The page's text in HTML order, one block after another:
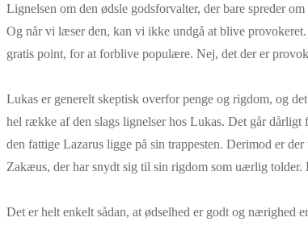
Lignelsen om den ødsle godsforvalter, der bare spreder
Og når vi læser den, kan vi ikke undgå at blive
gratis point, for at forblive populære. Nej, det der er
Lukas er generelt skeptisk overfor penge og rigdom, og
hel række af den slags lignelser hos Lukas. Det går
den fattige Lazarus ligge på sin trappesten. Derimod er
Zakæus, der har snydt sig til sin rigdom som uærlig tolder.
Det er helt enkelt sådan, at ødselhed er godt og nærighed